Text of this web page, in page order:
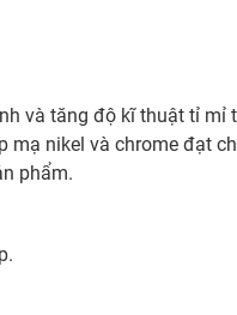
và tăng độ kĩ thuật tỉ mỉ
mạ nikel và chrome đạt
phẩm.